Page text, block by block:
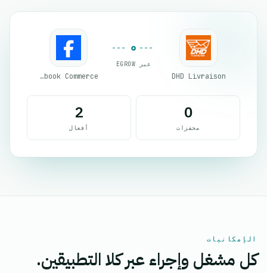
DHD Livraison
عبر EGROW
Facebook Commerce
0
محفزات
2
أفعال
الإمكانيات
كل مشغل وإجراء عبر كلا التطبيقين.